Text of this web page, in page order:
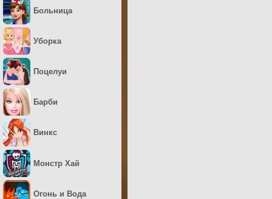
Больница
Уборка
Поцелуи
Барби
Винкс
Монстр Хай
Огонь и Вода